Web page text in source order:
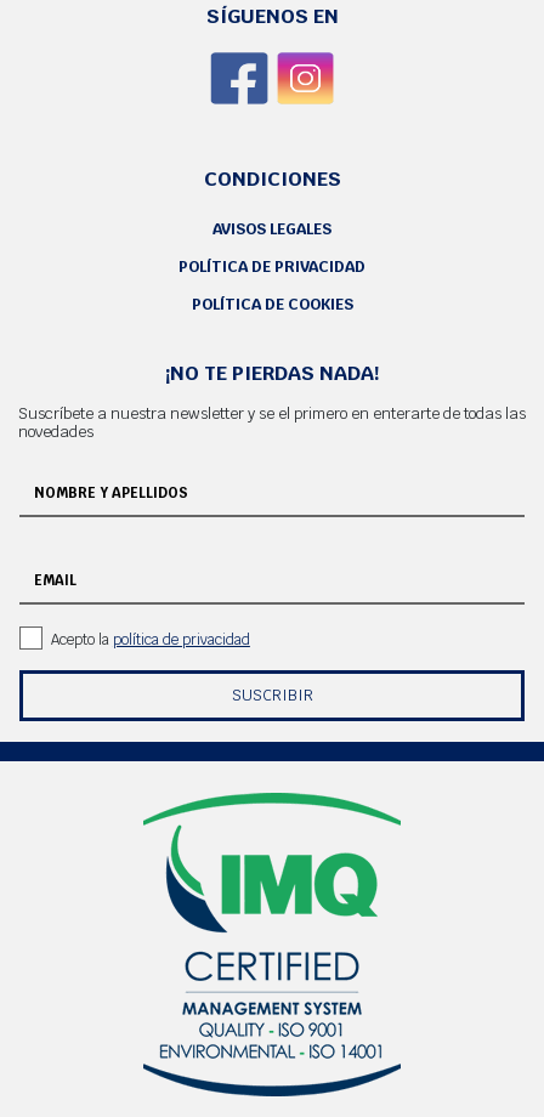
SÍGUENOS EN
CONDICIONES
AVISOS LEGALES
POLÍTICA DE PRIVACIDAD
POLÍTICA DE COOKIES
¡NO TE PIERDAS NADA!
Suscríbete a nuestra newsletter y se el primero en enterarte de todas las
novedades
NOMBRE Y APELLIDOS
EMAIL
Acepto la política de privacidad
SUSCRIBIR